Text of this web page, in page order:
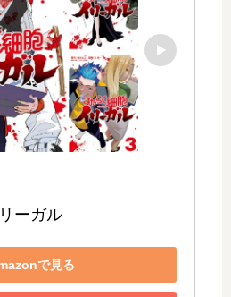
ーガル
で見る